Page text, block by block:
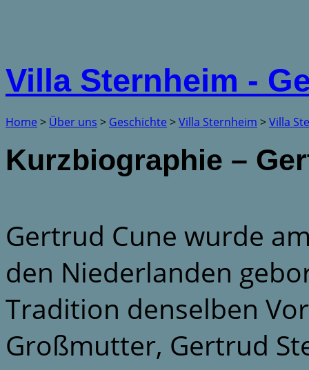
Villa Sternheim -
Home > Über uns > Geschichte >Villa Sternheim >Villa
Kurzbiographie –
Gertrud Cune wurde
den Niederlanden
Tradition denselben
Großmutter, Gertrud